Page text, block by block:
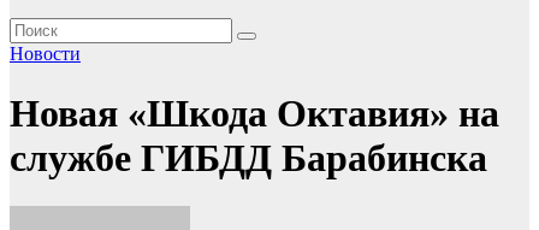
Новости
Новая «Шкода Октавия» на
службе ГИБДД Барабинска